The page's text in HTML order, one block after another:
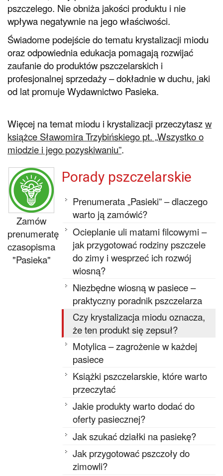
pszczelego. Nie obniża jakości produktu i nie
wpływa negatywnie na jego właściwości.
Świadome podejście do tematu krystalizacji miodu
oraz odpowiednia edukacja pomagają rozwijać
zaufanie do produktów pszczelarskich i
profesjonalnej sprzedaży – dokładnie w duchu, jaki
od lat promuje Wydawnictwo Pasieka.
Więcej na temat miodu i krystalizacji przeczytaszw
książce Sławomira Trzybińskiego pt. „Wszystko o
miodzie i jego pozyskiwaniu”.
Zamów
prenumeratę
czasopisma
"Pasieka"
Porady pszczelarskie
Prenumerata „Pasieki” – dlaczego
warto ją zamówić?
Ocieplanie uli matami filcowymi –
jak przygotować rodziny pszczele
do zimy i wesprzeć ich rozwój
wiosną?
Niezbędne wiosną w pasiece –
praktyczny poradnik pszczelarza
Czy krystalizacja miodu oznacza,
że ten produkt się zepsuł?
Motylica – zagrożenie w każdej
pasiece
Książki pszczelarskie, które warto
przeczytać
Jakie produkty warto dodać do
oferty pasiecznej?
Jak szukać działki na pasiekę?
Jak przygotować pszczoły do
zimowli?